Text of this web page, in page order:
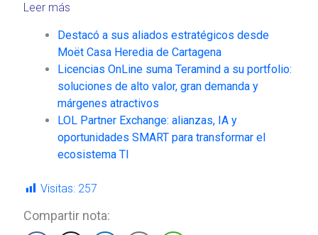
Leer más
Destacó a sus aliados estratégicos desde
Moët Casa Heredia de Cartagena
Licencias OnLine suma Teramind a su portfolio:
soluciones de alto valor, gran demanda y
márgenes atractivos
LOL Partner Exchange: alianzas, IA y
oportunidades SMART para transformar el
ecosistema TI
Visitas: 257
Compartir nota: